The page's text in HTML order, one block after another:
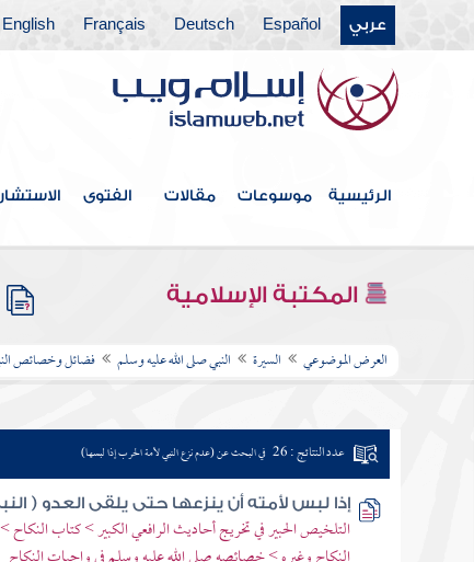
عربي Español
Deutsch
Français
English
الرئيسية موسوعات مقالات الفتوى
المكتبة الإسلامية
العرض الموضوعي السيرة النبي صلى الله عليه وسلم فضائل وخصائص
عدد النتائج : 26 في البحث عن (عدم نزع النبي لأمة الحرب إذا لبسها)
إذا لبس لأمته أن ينزعها حتى يلقى العدو (
التلخيص الحبير في تخريج أحاديث الرافعي الكبير > كتاب